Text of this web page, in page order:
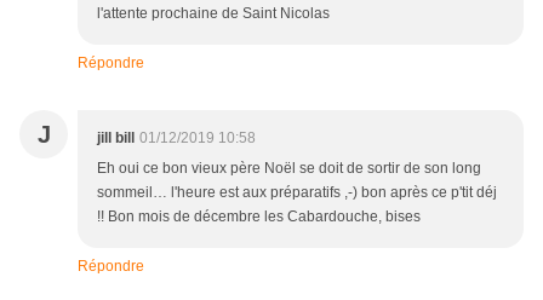
l'attente prochaine de Saint Nicolas
Répondre
J jill bill
01/12/2019 10:58
Eh oui ce bon vieux père Noël se doit de sortir de son long
sommeil… l'heure est aux préparatifs ,-) bon après ce p'tit déj
!! Bon mois de décembre les Cabardouche, bises
Répondre